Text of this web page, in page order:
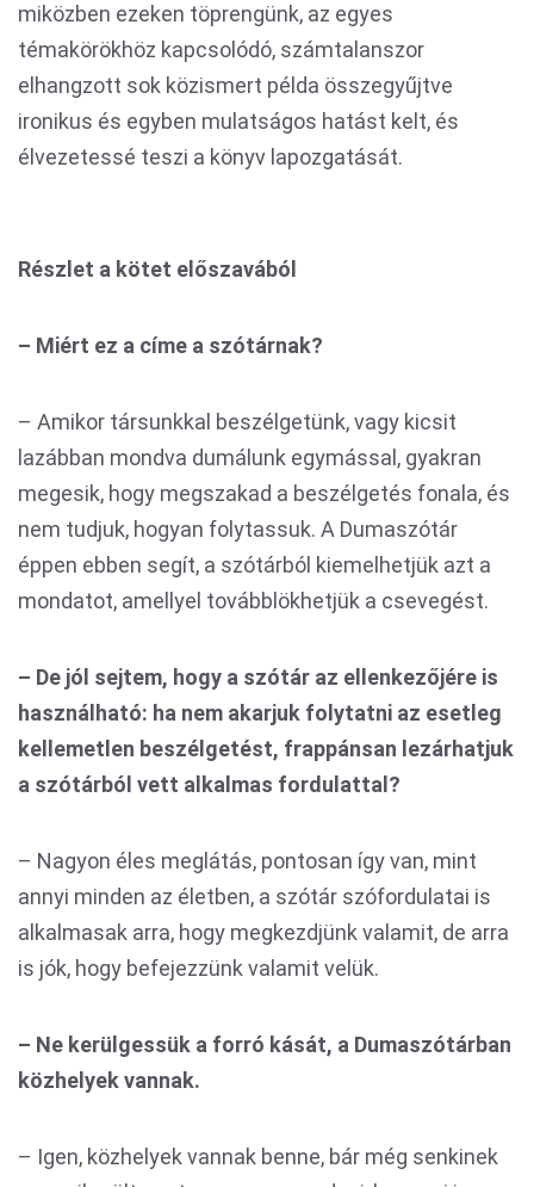
miközben ezeken töprengünk, az egyes
témakörökhöz kapcsolódó, számtalanszor
elhangzott sok közismert példa összegyűjtve
ironikus és egyben mulatságos hatást kelt, és
élvezetessé teszi a könyv lapozgatását.
Részlet a kötet előszavából
– Miért ez a címe a szótárnak?
– Amikor társunkkal beszélgetünk, vagy kicsit
lazábban mondva dumálunk egymással, gyakran
megesik, hogy megszakad a beszélgetés fonala, és
nem tudjuk, hogyan folytassuk. A Dumaszótár
éppen ebben segít, a szótárból kiemelhetjük azt a
mondatot, amellyel továbblökhetjük a csevegést.
– De jól sejtem, hogy a szótár az ellenkezőjére is
használható: ha nem akarjuk folytatni az esetleg
kellemetlen beszélgetést, frappánsan lezárhatjuk
a szótárból vett alkalmas fordulattal?
– Nagyon éles meglátás, pontosan így van, mint
annyi minden az életben, a szótár szófordulatai is
alkalmasak arra, hogy megkezdjünk valamit, de arra
is jók, hogy befejezzünk valamit velük.
– Ne kerülgessük a forró kását, a Dumaszótárban
közhelyek vannak.
– Igen, közhelyek vannak benne, bár még senkinek